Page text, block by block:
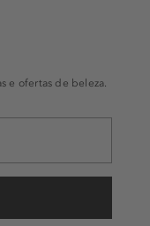
e ofertas de beleza.